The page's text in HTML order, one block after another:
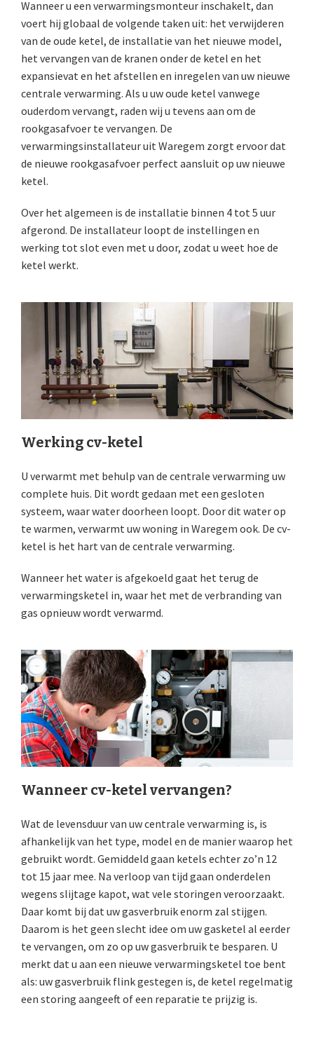
Wanneer u een verwarmingsmonteur inschakelt, dan
voert hij globaal de volgende taken uit: het verwijderen
van de oude ketel, de installatie van het nieuwe model,
het vervangen van de kranen onder de ketel en het
expansievat en het afstellen en inregelen van uw nieuwe
centrale verwarming. Als u uw oude ketel vanwege
ouderdom vervangt, raden wij u tevens aan om de
rookgasafvoer te vervangen. De
verwarmingsinstallateur uit Waregem zorgt ervoor dat
de nieuwe rookgasafvoer perfect aansluit op uw nieuwe
ketel.
Over het algemeen is de installatie binnen 4 tot 5 uur
afgerond. De installateur loopt de instellingen en
werking tot slot even met u door, zodat u weet hoe de
ketel werkt.
Werking cv-ketel
U verwarmt met behulp van de centrale verwarming uw
complete huis. Dit wordt gedaan met een gesloten
systeem, waar water doorheen loopt. Door dit water op
te warmen, verwarmt uw woning in Waregem ook. De cv-
ketel is het hart van de centrale verwarming.
Wanneer het water is afgekoeld gaat het terug de
verwarmingsketel in, waar het met de verbranding van
gas opnieuw wordt verwarmd.
Wanneer cv-ketel vervangen?
Wat de levensduur van uw centrale verwarming is, is
afhankelijk van het type, model en de manier waarop het
gebruikt wordt. Gemiddeld gaan ketels echter zo’n 12
tot 15 jaar mee. Na verloop van tijd gaan onderdelen
wegens slijtage kapot, wat vele storingen veroorzaakt.
Daar komt bij dat uw gasverbruik enorm zal stijgen.
Daarom is het geen slecht idee om uw gasketel al eerder
te vervangen, om zo op uw gasverbruik te besparen. U
merkt dat u aan een nieuwe verwarmingsketel toe bent
als: uw gasverbruik flink gestegen is, de ketel regelmatig
een storing aangeeft of een reparatie te prijzig is.